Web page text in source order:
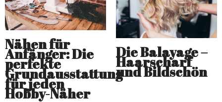
Nähen für
Anfänger: Die
perfekte
Grundausstattung
für jeden
Hobby-Näher
Die Balayage –
Haarscharf
und Bildschön